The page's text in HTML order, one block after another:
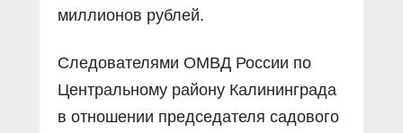
миллионов рублей.
Следователями ОМВД России по
Центральному району Калининграда
в отношении председателя садового